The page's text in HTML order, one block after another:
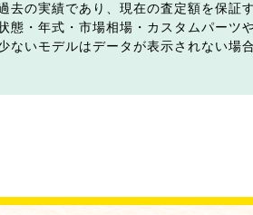
去の実績であり、現在の査定額を保証
態・年式・市場相場・カスタムパーツ
ないモデルはデータが表示されない場